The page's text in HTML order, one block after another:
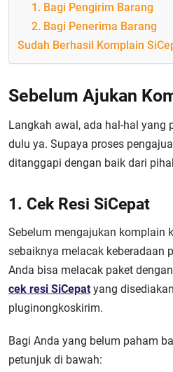
1. Bagi Pengirim Barang
2. Bagi Penerima Barang
Sudah Berhasil Komplain
Sebelum Ajukan
Langkah awal, ada hal-hal yang
dulu ya. Supaya proses
ditanggapi dengan baik dari
1. Cek Resi SiCepat
Sebelum mengajukan komplain
sebaiknya melacak keberadaan
Anda bisa melacak paket
cek resi SiCepat yang
pluginongkoskirim.
Bagi Anda yang belum paham
petunjuk di bawah: